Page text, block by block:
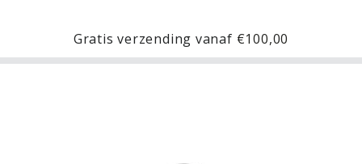
Gratis verzending vanaf €100,00